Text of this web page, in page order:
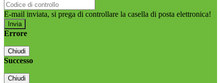
E-mail inviata, si prega di controllare la casella di posta elettronica!
Errore
Chiudi
Successo
Chiudi